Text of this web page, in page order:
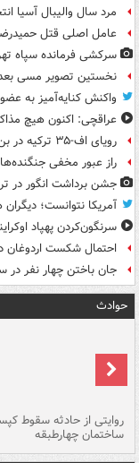
مرد سال والیبال آسیا
عامل اصلی قتل
سرکشی فرمانده سپاه
نخستین تصویر مسی بعد
واکنش کنایه‌آمیز به
عراقچی: اکنون هیچ
رویای اف-۳۵ ترکیه در بن‌بست
راز عبور مخفی
جشن برداشت انگور در
آمریکا نتوانست؛
سرنگون‌کردن پهپاد
احتمال شکست اردوغان
جان باختن چهار نفر در
حوادث
روایتی از حادثه سقوط
ساختمان چهارطبقه